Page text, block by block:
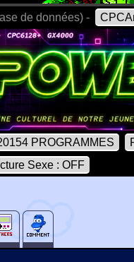
de données) -
PROGRAMMES
Sexe : OFF